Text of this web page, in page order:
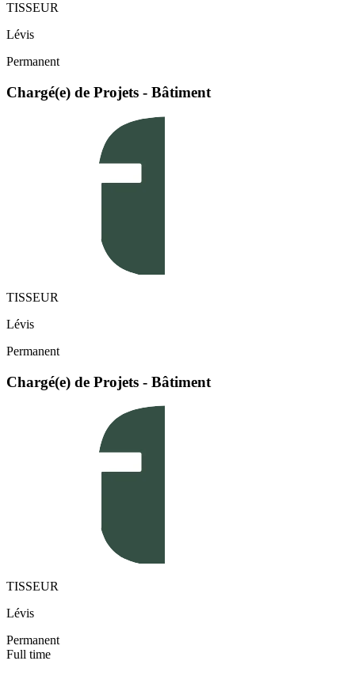
TISSEUR
Lévis
Permanent
Chargé(e) de Projets - Bâtiment
TISSEUR
Lévis
Permanent
Chargé(e) de Projets - Bâtiment
TISSEUR
Lévis
Permanent
Full time